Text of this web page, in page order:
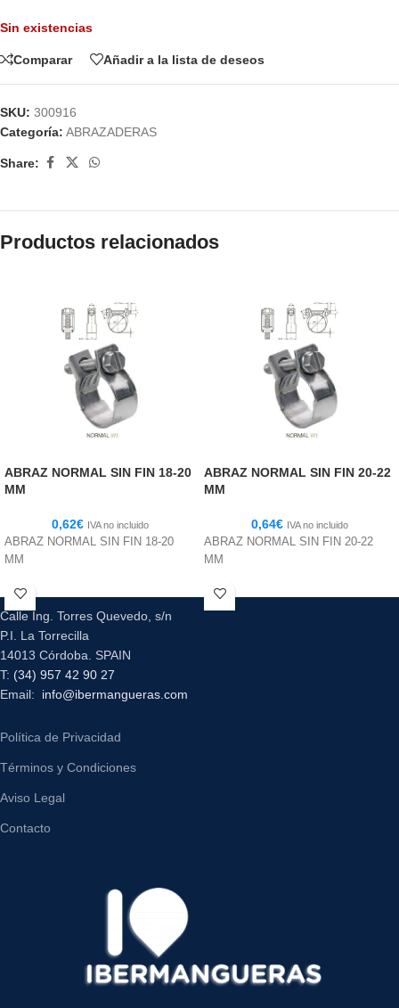
Sin existencias
Comparar Añadir a la lista de deseos
SKU: 300916
Categoría: ABRAZADERAS
Share:
Productos relacionados
ABRAZ NORMAL SIN FIN 18-20
MM
0,62€ IVA no incluido
ABRAZ NORMAL SIN FIN 18-20
MM
ABRAZ NORMAL SIN FIN 20-22
MM
0,64€ IVA no incluido
ABRAZ NORMAL SIN FIN 20-22
MM
Calle Ing. Torres Quevedo, s/n
P.I. La Torrecilla
14013 Córdoba. SPAIN
T: (34) 957 42 90 27
Email: info@ibermangueras.com
Política de Privacidad
Términos y Condiciones
Aviso Legal
Contacto